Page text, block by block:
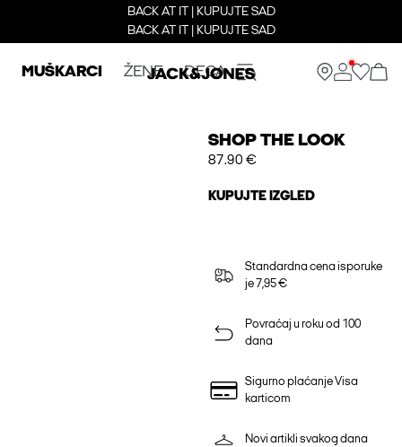
BACK AT IT | KUPUJTE SAD
BACK AT IT | KUPUJTE SAD
MUŠKARCI ŽENE DECA
SHOP THE LOOK
87.90 €
KUPUJTE IZGLED
Standardna cena isporuke
je 7,95 €
Povraćaj u roku od 100
dana
Sigurno plaćanje Visa
karticom
Novi artikli svakog dana